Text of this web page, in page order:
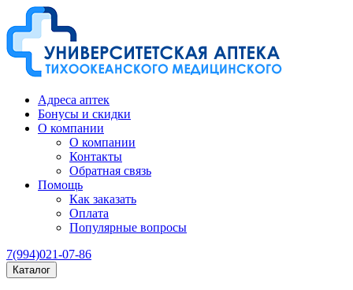
Адреса аптек
Бонусы и скидки
О компании
О компании
Контакты
Обратная связь
Помощь
Как заказать
Оплата
Популярные вопросы
7(994)021-07-86
Каталог